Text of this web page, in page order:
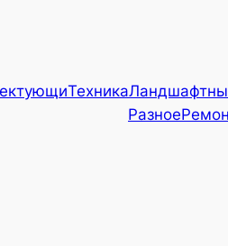
Техника
Разное